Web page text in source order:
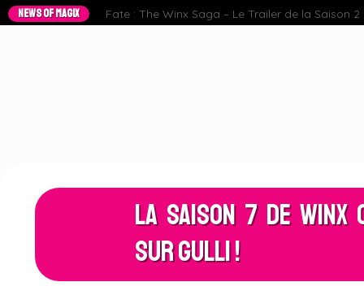
NEWS OF MAGIX Fate : The Winx Saga – Le Trailer de la Saison
La Saison 7 de Winx
sur Gulli !